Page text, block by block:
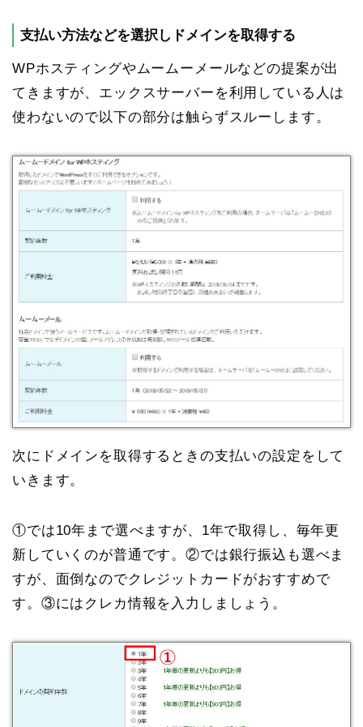
支払い方法などを選択しドメインを取得する
WPホスティングやムームーメールなどの提案が出
てきますが、エックスサーバーを利用している人は
使わないので以下の部分は触らずスルーします。
次にドメインを取得するときの支払いの設定をして
いきます。
①では10年まで選べますが、1年で取得し、毎年更
新していくのが普通です。②では銀行振込も選べま
すが、面倒なのでクレジットカードがおすすめで
す。③にはクレカ情報を入力しましょう。